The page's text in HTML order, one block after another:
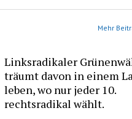
Mehr
Linksradikaler
träumt davon in einem
leben, wo nur jeder 10.
rechtsradikal wählt.